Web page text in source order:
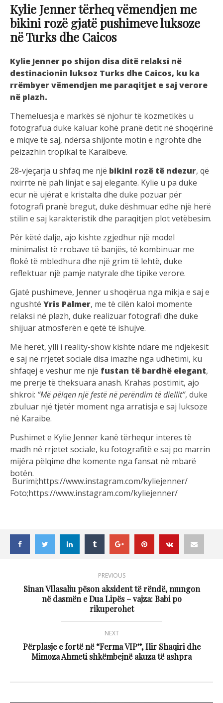
Kylie Jenner tërheq vëmendjen me
bikini rozë gjatë pushimeve luksoze
në Turks dhe Caicos
Kylie Jenner po shijon disa ditë relaksi në
destinacionin luksoz Turks dhe Caicos, ku ka
rrëmbyer vëmendjen me paraqitjet e saj verore
në plazh.
Themeluesja e markës së njohur të kozmetikës u
fotografua duke kaluar kohë pranë detit në shoqërinë
e miqve të saj, ndërsa shijonte motin e ngrohtë dhe
peizazhin tropikal të Karaibeve.
28-vjeçarja u shfaq me një bikini rozë të ndezur, që
nxirrte në pah linjat e saj elegante. Kylie u pa duke
ecur në ujërat e kristalta dhe duke pozuar për
fotografi pranë bregut, duke dëshmuar edhe një herë
stilin e saj karakteristik dhe paraqitjen plot vetëbesim.
Për këtë dalje, ajo kishte zgjedhur një model
minimalist të rrobave të banjës, të kombinuar me
flokë të mbledhura dhe një grim të lehtë, duke
reflektuar një pamje natyrale dhe tipike verore.
Gjatë pushimeve, Jenner u shoqërua nga mikja e saj e
ngushtë Yris Palmer, me të cilën kaloi momente
relaksi në plazh, duke realizuar fotografi dhe duke
shijuar atmosferën e qetë të ishujve.
Më herët, ylli i reality-show kishte ndarë me ndjekësit
e saj në rrjetet sociale disa imazhe nga udhëtimi, ku
shfaqej e veshur me një fustan të bardhë elegant,
me prerje të theksuara anash. Krahas postimit, ajo
shkroi: “Më pëlqen një festë në perëndim të diellit”, duke
zbuluar një tjetër moment nga arratisja e saj luksoze
në Karaibe.
Pushimet e Kylie Jenner kanë tërhequr interes të
madh në rrjetet sociale, ku fotografitë e saj po marrin
mijëra pëlqime dhe komente nga fansat në mbarë
botën.
Burimi;https://www.instagram.com/kyliejenner/
Foto;https://www.instagram.com/kyliejenner/
PREVIOUS
Sinan Vllasaliu pëson aksident të rëndë, mungon
në dasmën e Dua Lipës – vajza: Babi po
rikuperohet
NEXT
Përplasje e fortë në “Ferma VIP”, Ilir Shaqiri dhe
Mimoza Ahmeti shkëmbejnë akuza të ashpra